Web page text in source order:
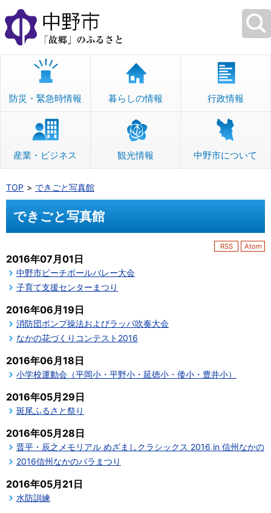
本
文
へ
移
防災・緊急時情報 暮らしの情報 行政情報
産業・ビジネス 観光情報 中野市について
TOP できごと写真館
できごと写真館
RSS Atom
2016年07月01日
中野市ビーチボールバレー大会
子育て支援センターまつり
2016年06月19日
消防団ポンプ操法およびラッパ吹奏大会
なかの花づくりコンテスト2016
2016年06月18日
小学校運動会（平岡小・平野小・延徳小・倭小・豊井小）
2016年05月29日
斑尾ふるさと祭り
2016年05月28日
晋平・辰之メモリアル めざましクラシックス 2016 in 信州なかの
2016信州なかのバラまつり
2016年05月21日
水防訓練